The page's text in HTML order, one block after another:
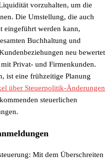
vorzuhalten, um die
Die Umstellung, die auch
werden kann,
Buchhaltung und
neu bewertet
Privat- und Firmenkunden.
ist eine frühzeitige Planung
über Steuerpolitik-Änderungen
steuerlichen
Mit dem Überschreiten